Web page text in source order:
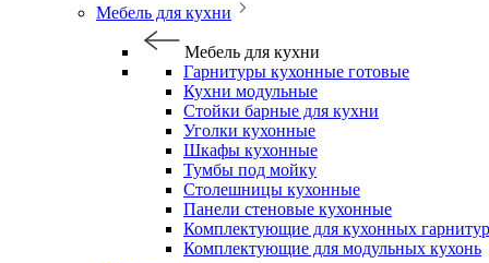
Мебель для кухни
Мебель для кухни
Гарнитуры кухонные готовые
Кухни модульные
Стойки барные для кухни
Уголки кухонные
Шкафы кухонные
Тумбы под мойку
Столешницы кухонные
Панели стеновые кухонные
Комплектующие для кухонных
Комплектующие для модульных кухонь